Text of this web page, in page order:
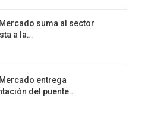
suma al sector
a la…
entrega
del puente…